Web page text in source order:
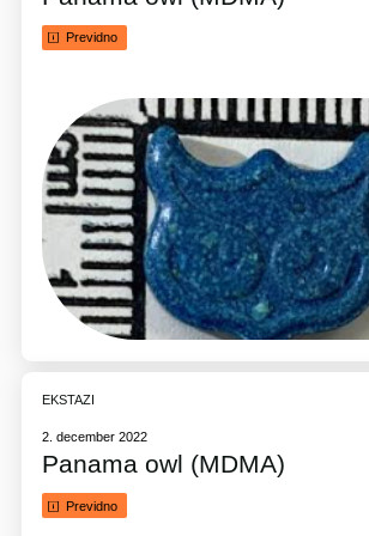
Previdno
EKSTAZI
2. december 2022
Panama owl (MDMA)
Previdno